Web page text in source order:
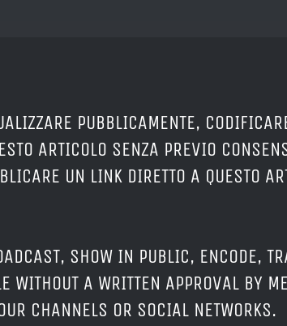
PUBBLICAMENTE,
ARTICOLO SENZA PREVIO
UN LINK DIRETTO A QUESTO
SHOW IN PUBLIC, ENCODE,
WITHOUT A WRITTEN APPROVAL BY
CHANNELS OR SOCIAL NETWORKS.